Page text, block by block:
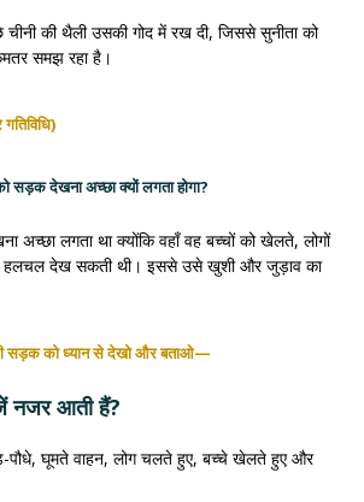
चीनी की थैली उसकी गोद में रख दी, जिससे सुनीता को
समझ रहा है।
सड़क देखना अच्छा क्यों लगता होगा?
अच्छा लगता था क्योंकि वहाँ वह बच्चों को खेलते, लोगों
देख सकती थी। इससे उसे खुशी और जुड़ाव का
को ध्यान से देखो और बताओ—
नजर आती हैं?
घूमते वाहन, लोग चलते हुए, बच्चे खेलते हुए और